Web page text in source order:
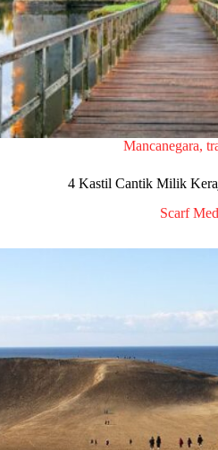
Mancanegara,
4 Kastil Cantik Milik
Scarf